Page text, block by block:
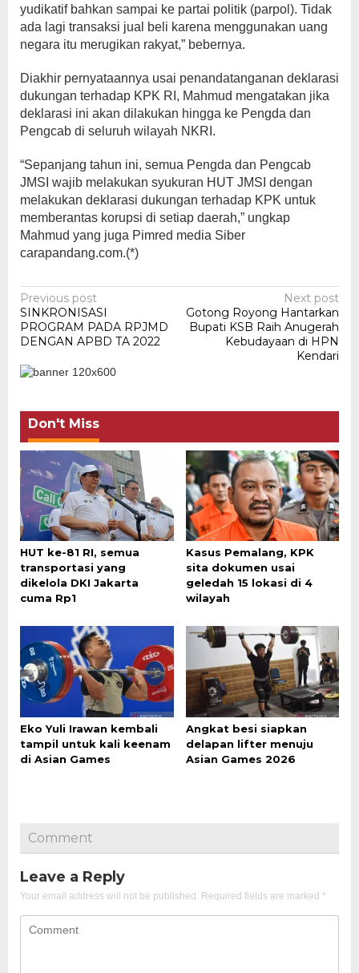
yudikatif bahkan sampai ke partai politik (parpol). Tidak
ada lagi transaksi jual beli karena menggunakan uang
negara itu merugikan rakyat,” bebernya.
Diakhir pernyataannya usai penandatanganan deklarasi
dukungan terhadap KPK RI, Mahmud mengatakan jika
deklarasi ini akan dilakukan hingga ke Pengda dan
Pengcab di seluruh wilayah NKRI.
“Sepanjang tahun ini, semua Pengda dan Pengcab
JMSI wajib melakukan syukuran HUT JMSI dengan
melakukan deklarasi dukungan terhadap KPK untuk
memberantas korupsi di setiap daerah,” ungkap
Mahmud yang juga Pimred media Siber
carapandang.com.(*)
Post
navigation
Previous post
SINKRONISASI
PROGRAM PADA RPJMD
DENGAN APBD TA 2022
Next post
Gotong Royong Hantarkan
Bupati KSB Raih Anugerah
Kebudayaan di HPN
Kendari
Don't Miss
HUT ke-81 RI, semua
transportasi yang
dikelola DKI Jakarta
cuma Rp1
Kasus Pemalang, KPK
sita dokumen usai
geledah 15 lokasi di 4
wilayah
Eko Yuli Irawan kembali
tampil untuk kali keenam
di Asian Games
Angkat besi siapkan
delapan lifter menuju
Asian Games 2026
Comment
Leave a Reply
Your email address will not be published. Required fields are marked *